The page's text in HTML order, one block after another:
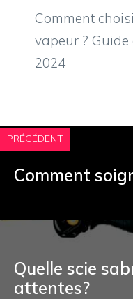
Comment
vapeur ?
2024
PRÉCÉDENT
Comment
Quelle scie
attentes?